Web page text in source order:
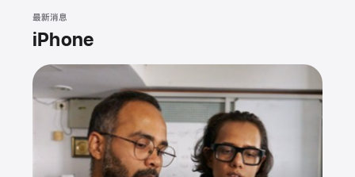
最新消息
iPhone